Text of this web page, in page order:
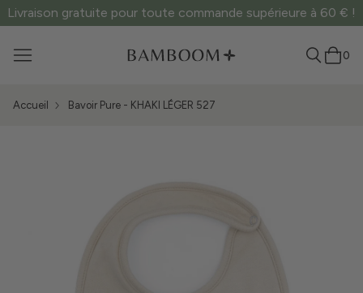
Livraison gratuite pour toute commande supérieure à 60 € !
0
Accueil Bavoir Pure - KHAKI LÉGER 527